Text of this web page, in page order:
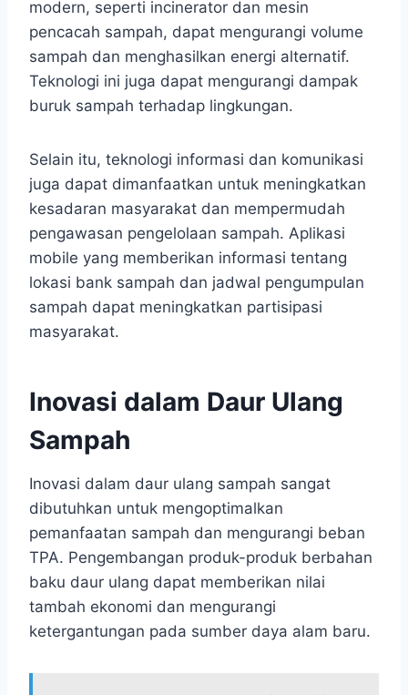
modern, seperti incinerator dan mesin
pencacah sampah, dapat mengurangi volume
sampah dan menghasilkan energi alternatif.
Teknologi ini juga dapat mengurangi dampak
buruk sampah terhadap lingkungan.
Selain itu, teknologi informasi dan komunikasi
juga dapat dimanfaatkan untuk meningkatkan
kesadaran masyarakat dan mempermudah
pengawasan pengelolaan sampah. Aplikasi
mobile yang memberikan informasi tentang
lokasi bank sampah dan jadwal pengumpulan
sampah dapat meningkatkan partisipasi
masyarakat.
Inovasi dalam Daur Ulang
Sampah
Inovasi dalam daur ulang sampah sangat
dibutuhkan untuk mengoptimalkan
pemanfaatan sampah dan mengurangi beban
TPA. Pengembangan produk-produk berbahan
baku daur ulang dapat memberikan nilai
tambah ekonomi dan mengurangi
ketergantungan pada sumber daya alam baru.